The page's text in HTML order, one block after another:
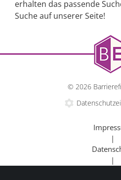
erhalten das passende
Suche auf unserer Seite!
© 2026
|
|